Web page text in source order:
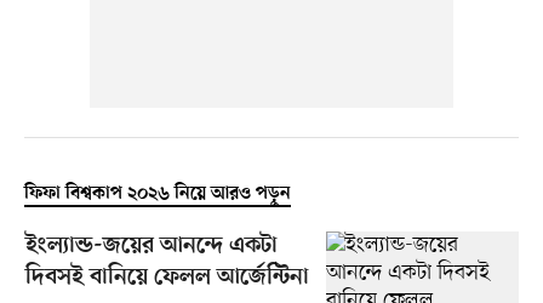
ফিফা বিশ্বকাপ ২০২৬ নিয়ে আরও পড়ুন
ইংল্যান্ড-জয়ের আনন্দে একটা
দিবসই বানিয়ে ফেলল আর্জেন্টিনা